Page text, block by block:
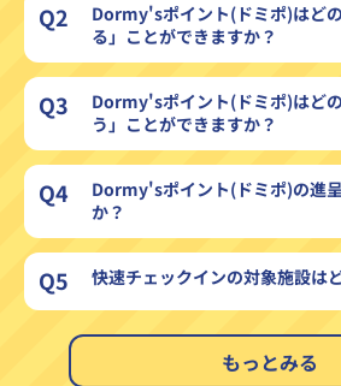
Q2
Dormy'sポイント(ドミポ)はど
る」ことができますか？
Q3
Dormy'sポイント(ドミポ)はど
う」ことができますか？
Q4
Dormy'sポイント(ドミポ)の進
か？
Q5 快速チェックインの対象施設は
もっとみる